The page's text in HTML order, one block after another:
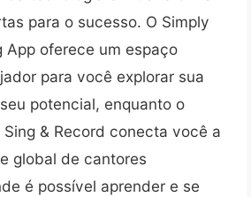
para o sucesso. O Simply
App oferece um espaço
para você explorar sua
potencial, enquanto o
Sing & Record conecta você a
global de cantores
é possível aprender e se